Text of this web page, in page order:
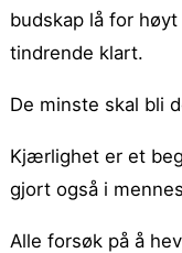
budskap lå for
tindrende klart.
De minste skal bli
Kjærlighet er et
gjort også i
Alle forsøk på å